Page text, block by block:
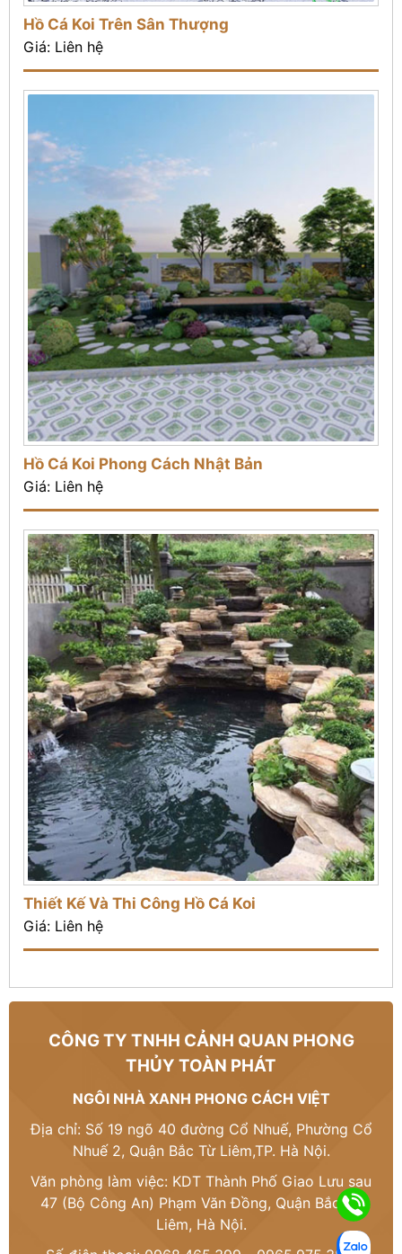
Hồ Cá Koi Trên Sân Thượng
Giá: Liên hệ
Hồ Cá Koi Phong Cách Nhật Bản
Giá: Liên hệ
Thiết Kế Và Thi Công Hồ Cá Koi
Giá: Liên hệ
CÔNG TY TNHH CẢNH QUAN PHONG
THỦY TOÀN PHÁT
NGÔI NHÀ XANH PHONG CÁCH VIỆT
Địa chỉ: Số 19 ngõ 40 đường Cổ Nhuế, Phường Cổ
Nhuế 2, Quận Bắc Từ Liêm,TP. Hà Nội.
Văn phòng làm việc: KDT Thành Phố Giao Lưu sau
47 (Bộ Công An) Phạm Văn Đồng, Quận Bắc Từ
Liêm, Hà Nội.